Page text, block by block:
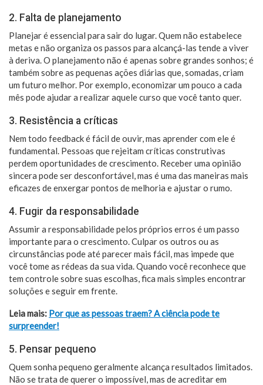
2. Falta de planejamento
Planejar é essencial para sair do lugar. Quem não estabelece
metas e não organiza os passos para alcançá-las tende a viver
à deriva. O planejamento não é apenas sobre grandes sonhos; é
também sobre as pequenas ações diárias que, somadas, criam
um futuro melhor. Por exemplo, economizar um pouco a cada
mês pode ajudar a realizar aquele curso que você tanto quer.
3. Resistência a críticas
Nem todo feedback é fácil de ouvir, mas aprender com ele é
fundamental. Pessoas que rejeitam críticas construtivas
perdem oportunidades de crescimento. Receber uma opinião
sincera pode ser desconfortável, mas é uma das maneiras mais
eficazes de enxergar pontos de melhoria e ajustar o rumo.
4. Fugir da responsabilidade
Assumir a responsabilidade pelos próprios erros é um passo
importante para o crescimento. Culpar os outros ou as
circunstâncias pode até parecer mais fácil, mas impede que
você tome as rédeas da sua vida. Quando você reconhece que
tem controle sobre suas escolhas, fica mais simples encontrar
soluções e seguir em frente.
Leia mais: Por que as pessoas traem? A ciência pode te
surpreender!
5. Pensar pequeno
Quem sonha pequeno geralmente alcança resultados limitados.
Não se trata de querer o impossível, mas de acreditar em